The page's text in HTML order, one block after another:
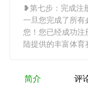
❥第七步：完成注
一旦您完成了所
您！您已经成功注
陆提供的丰富体育
简介 评